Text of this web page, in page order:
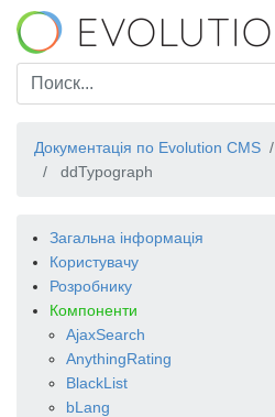
Документація по Evolution CMS
ddTypograph
Загальна інформація
Користувачу
Розробнику
Компоненти
AjaxSearch
AnythingRating
BlackList
bLang